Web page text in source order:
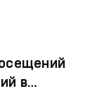
в
ряд